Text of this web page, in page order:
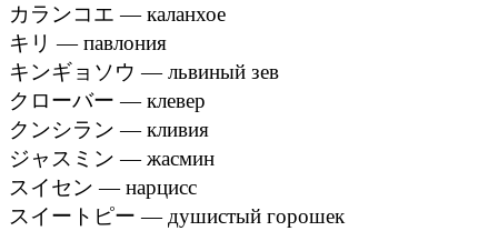
カランコエ — каланхое
キリ — павлония
キンギョソウ — львиный зев
クローバー — клевер
クンシラン — кливия
ジャスミン — жасмин
スイセン — нарцисс
スイートピー — душистый горошек